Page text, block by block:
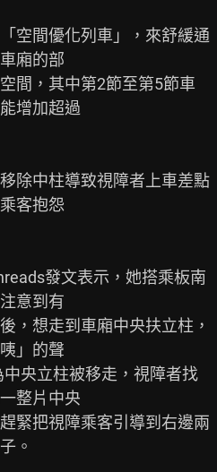
空間優化列車」，來舒緩通
廂的部
間，其中第2節至第5節車
增加超過
除中柱導致視障者上車差點
客抱怨
發文表示，她搭乘板南
意到有
，想走到車廂中央扶立柱，
」的聲
央立柱被移走，視障者找
整片中央
緊把視障乘客引導到右邊兩
。